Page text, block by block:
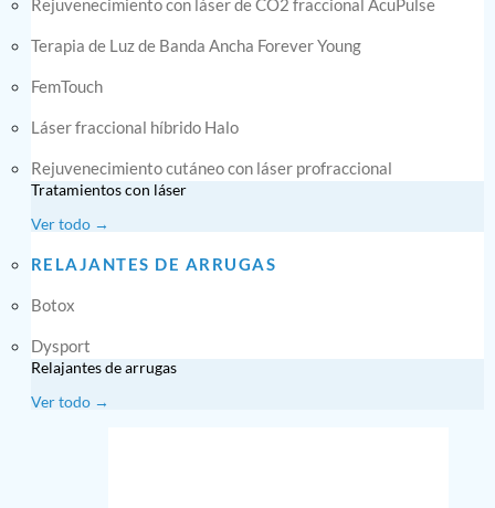
Rejuvenecimiento con láser de CO2 fraccional AcuPulse
Terapia de Luz de Banda Ancha Forever Young
FemTouch
Láser fraccional híbrido Halo
Rejuvenecimiento cutáneo con láser profraccional
Tratamientos con láser
Ver todo →
RELAJANTES DE ARRUGAS
Botox
Dysport
Relajantes de arrugas
Ver todo →